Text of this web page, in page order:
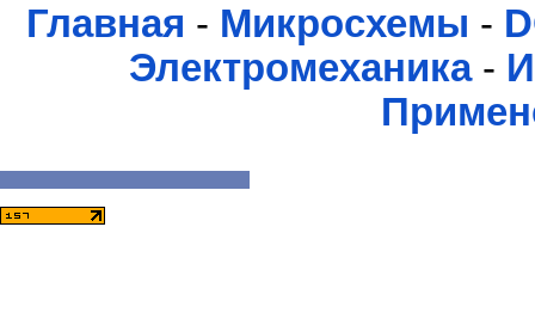
Главная - Микросхемы -
Электромеханика-